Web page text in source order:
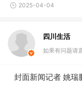
2025-04-04
四川生活
如果有问题请
封面新闻记者 姚瑞